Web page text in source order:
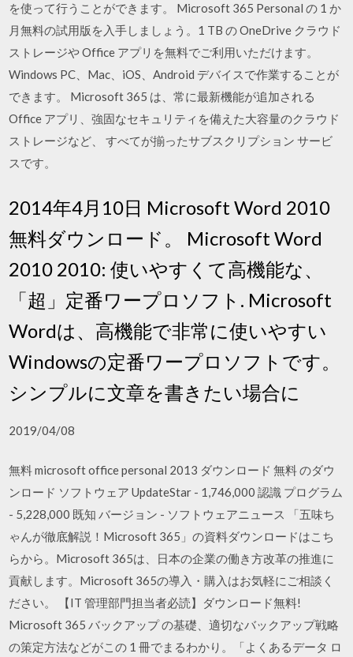
を使って行うことができます。 Microsoft 365 Personal の 1 か
月無料の試用版を入手しましょう。1 TB の OneDrive クラウド
ストレージや Office アプリを無料でご利用いただけます。
Windows PC、Mac、iOS、Android デバイスで作業することが
できます。 Microsoft 365 は、常に最新機能が追加される
Office アプリ、強固なセキュリティを備えた大容量のクラウド
ストレージなど、 すべてが揃ったサブスクリプション サービ
スです。
2014年4月10日 Microsoft Word 2010
無料ダウンロード。 Microsoft Word
2010 2010: 使いやすくて高機能な、
「超」定番ワープロソフト. Microsoft
Wordは、高機能で非常に使いやすい
Windowsの定番ワープロソフトです。
シンプルに文章を書きたい場合に
2019/04/08
無料 microsoft office personal 2013 ダウンロード 無料 のダウ
ンロード ソフトウェア UpdateStar - 1,746,000 認識 プログラム
- 5,228,000 既知 バージョン - ソフトウェアニュース 「五味ち
ゃんが徹底解説！Microsoft 365」の資料ダウンロードはこち
らから。Microsoft 365は、日本の企業の働き方改革の推進に
貢献します。Microsoft 365の導入・購入はお気軽にご相談く
ださい。 【IT 管理部門担当者必読】ダウンロード無料!
Microsoft 365 バックアップ の基礎、適切なバックアップ戦略
の策定方法などがこの 1 冊でまるわかり。「よくあるデータ ロ